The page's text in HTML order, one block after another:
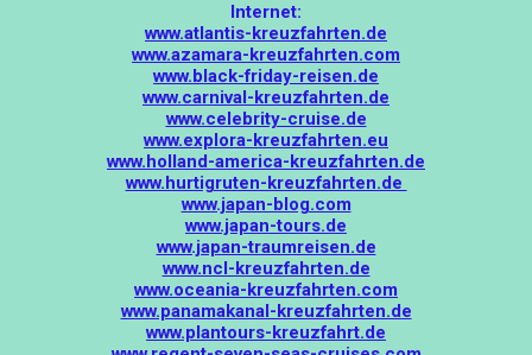
Internet:
www.atlantis-kreuzfahrten.de
www.azamara-kreuzfahrten.com
www.black-friday-reisen.de
www.carnival-kreuzfahrten.de
www.celebrity-cruise.de
www.explora-kreuzfahrten.eu
www.holland-america-kreuzfahrten.de
www.hurtigruten-kreuzfahrten.de
www.japan-blog.com
www.japan-tours.de
www.japan-traumreisen.de
www.ncl-kreuzfahrten.de
www.oceania-kreuzfahrten.com
www.panamakanal-kreuzfahrten.de
www.plantours-kreuzfahrt.de